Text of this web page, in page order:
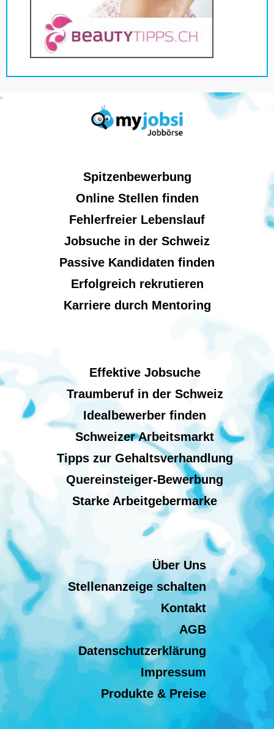
Spitzenbewerbung
Online Stellen finden
Fehlerfreier Lebenslauf
Jobsuche in der Schweiz
Passive Kandidaten finden
Erfolgreich rekrutieren
Karriere durch Mentoring
Effektive Jobsuche
Traumberuf in der Schweiz
Idealbewerber finden
Schweizer Arbeitsmarkt
Tipps zur Gehaltsverhandlung
Quereinsteiger-Bewerbung
Starke Arbeitgebermarke
Über Uns
Stellenanzeige schalten
Kontakt
AGB
Datenschutzerklärung
Impressum
Produkte & Preise